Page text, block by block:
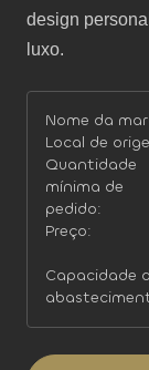
design
luxo.
Nome da
Local de
Quantidade
mínima de
pedido:
Preço:
Capacidade